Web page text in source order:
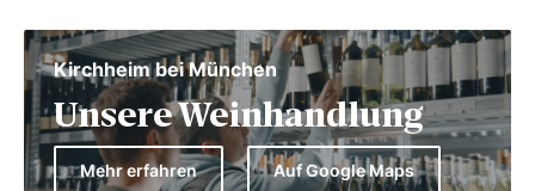
Kirchheim bei München
Unsere Weinhandlung
Mehr erfahren Auf Google Maps